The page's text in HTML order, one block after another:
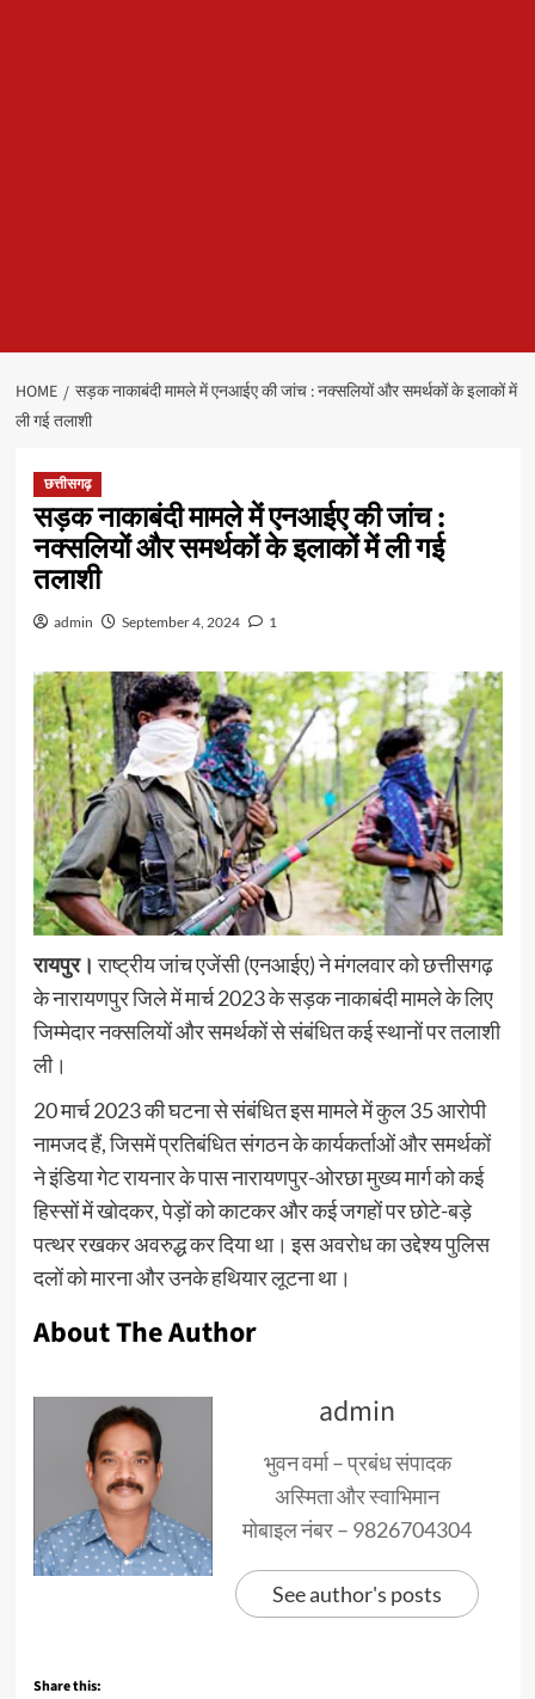
HOME
सड़क नाकाबंदी मामले में एनआईए की जांच : नक्सलियों और समर्थकों के इलाकों में
ली गई तलाशी
छत्तीसगढ़
सड़क नाकाबंदी मामले में एनआईए की जांच :
नक्सलियों और समर्थकों के इलाकों में ली गई
तलाशी
admin September 4, 2024 1
रायपुर। राष्ट्रीय जांच एजेंसी (एनआईए) ने मंगलवार को छत्तीसगढ़
के नारायणपुर जिले में मार्च 2023 के सड़क नाकाबंदी मामले के लिए
जिम्मेदार नक्सलियों और समर्थकों से संबंधित कई स्थानों पर तलाशी
ली।
20 मार्च 2023 की घटना से संबंधित इस मामले में कुल 35 आरोपी
नामजद हैं, जिसमें प्रतिबंधित संगठन के कार्यकर्ताओं और समर्थकों
ने इंडिया गेट रायनार के पास नारायणपुर-ओरछा मुख्य मार्ग को कई
हिस्सों में खोदकर, पेड़ों को काटकर और कई जगहों पर छोटे-बड़े
पत्थर रखकर अवरुद्ध कर दिया था। इस अवरोध का उद्देश्य पुलिस
दलों को मारना और उनके हथियार लूटना था।
About The Author
admin
भुवन वर्मा – प्रबंध संपादक
अस्मिता और स्वाभिमान
मोबाइल नंबर – 9826704304
See author's posts
Share this: